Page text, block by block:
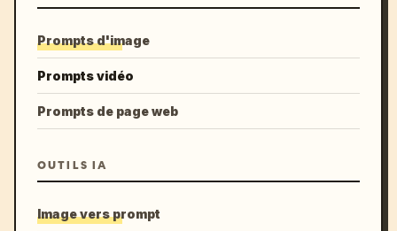
Prompts d'image
Prompts vidéo
Prompts de page web
OUTILS IA
Image vers prompt